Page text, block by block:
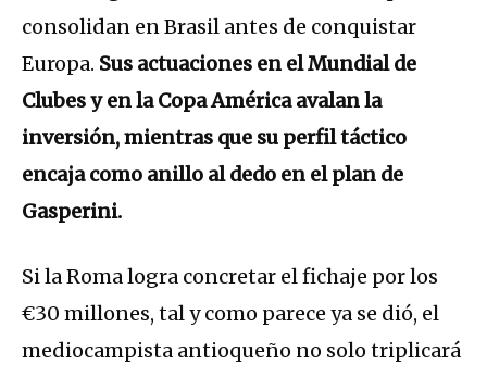
consolidan en Brasil antes de conquistar
Europa. Sus actuaciones en el Mundial de
Clubes y en la Copa América avalan la
inversión, mientras que su perfil táctico
encaja como anillo al dedo en el plan de
Gasperini.
Si la Roma logra concretar el fichaje por los
€30 millones, tal y como parece ya se dió, el
mediocampista antioqueño no solo triplicará